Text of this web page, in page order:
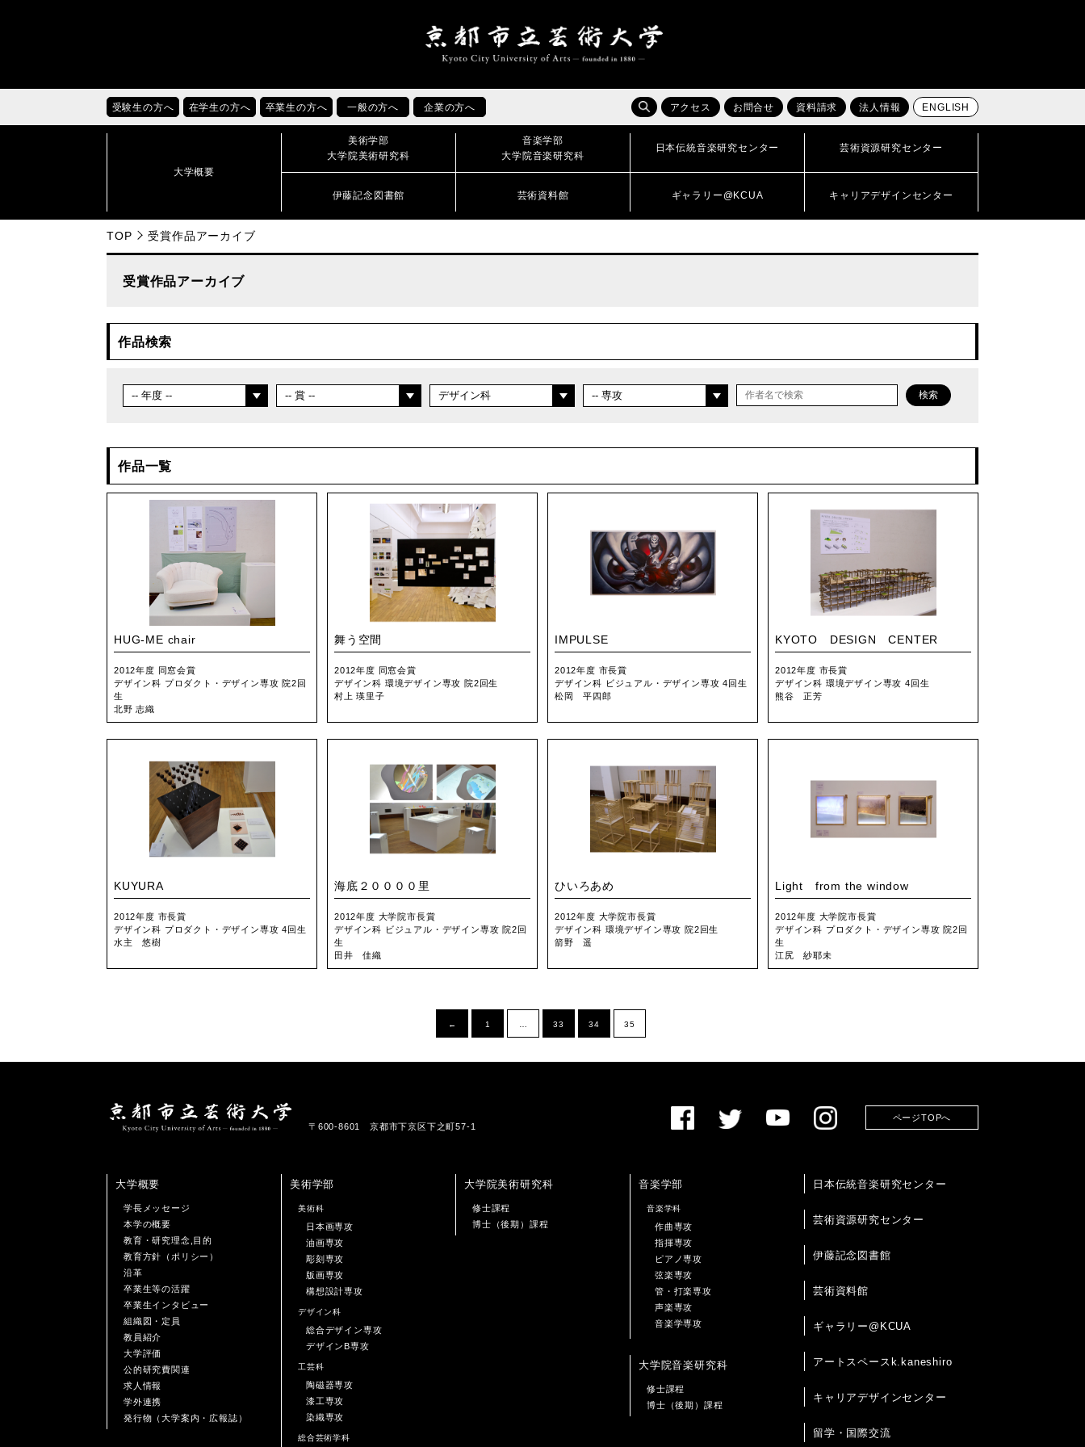
受験生の方へ 在学生の方へ 卒業生の方へ 一般の方へ 企業の方へ アクセス お問合せ 資料請求 法人情報 ENGLISH
大学概要
美術学部
大学院美術研究科
音楽学部
大学院音楽研究科
日本伝統音楽研究センター 芸術資源研究センター
伊藤記念図書館 芸術資料館 ギャラリー@KCUA キャリアデザインセンター
TOP 受賞作品アーカイブ
受賞作品アーカイブ
作品検索
検索
作品一覧
HUG-ME chair
2012年度 同窓会賞
デザイン科 プロダクト・デザイン専攻 院2回
生
北野 志織
舞う空間
2012年度 同窓会賞
デザイン科 環境デザイン専攻 院2回生
村上 瑛里子
IMPULSE
2012年度 市長賞
デザイン科 ビジュアル・デザイン専攻 4回生
松岡 平四郎
KYOTO DESIGN CENTER
2012年度 市長賞
デザイン科 環境デザイン専攻 4回生
熊谷 正芳
KUYURA
2012年度 市長賞
デザイン科 プロダクト・デザイン専攻 4回生
水主 悠樹
海底２００００里
2012年度 大学院市長賞
デザイン科 ビジュアル・デザイン専攻 院2回
生
田井 佳織
ひいろあめ
2012年度 大学院市長賞
デザイン科 環境デザイン専攻 院2回生
箭野 遥
Light from the window
2012年度 大学院市長賞
デザイン科 プロダクト・デザイン専攻 院2回
生
江尻 紗耶未
← 1 33 34 35
〒600-8601 京都市下京区下之町57-1
ページTOPへ
大学概要
学長メッセージ
本学の概要
教育・研究理念,目的
教育方針（ポリシー）
沿革
卒業生等の活躍
卒業生インタビュー
組織図・定員
教員紹介
大学評価
公的研究費関連
求人情報
学外連携
発行物（大学案内・広報誌）
美術学部
美術科
日本画専攻
油画専攻
彫刻専攻
版画専攻
構想設計専攻
デザイン科
総合デザイン専攻
デザインB専攻
工芸科
陶磁器専攻
漆工専攻
染織専攻
総合芸術学科
大学院美術研究科
修士課程
博士（後期）課程
音楽学部
音楽学科
作曲専攻
指揮専攻
ピアノ専攻
弦楽専攻
管・打楽専攻
声楽専攻
音楽学専攻
大学院音楽研究科
修士課程
博士（後期）課程
日本伝統音楽研究センター
芸術資源研究センター
伊藤記念図書館
芸術資料館
ギャラリー@KCUA
アートスペースk.kaneshiro
キャリアデザインセンター
留学・国際交流